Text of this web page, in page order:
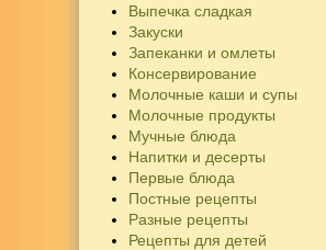
Выпечка сладкая
Закуски
Запеканки и омлеты
Консервирование
Молочные каши и супы
Молочные продукты
Мучные блюда
Напитки и десерты
Первые блюда
Постные рецепты
Разные рецепты
Рецепты для детей